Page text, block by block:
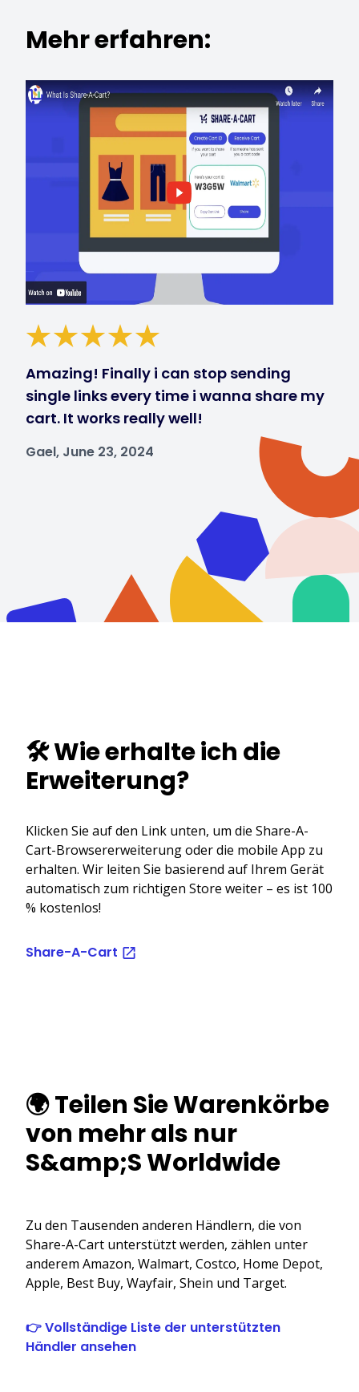
Mehr erfahren:
Amazing! Finally i can stop sending
single links every time i wanna share my
cart. It works really well!
Gael, June 23, 2024
🛠️ Wie erhalte ich die
Erweiterung?
Klicken Sie auf den Link unten, um die Share-A-
Cart-Browsererweiterung oder die mobile App zu
erhalten. Wir leiten Sie basierend auf Ihrem Gerät
automatisch zum richtigen Store weiter – es ist 100
% kostenlos!
Share-A-Cart
🌍 Teilen Sie Warenkörbe
von mehr als nur
S&amp;S Worldwide
Zu den Tausenden anderen Händlern, die von
Share-A-Cart unterstützt werden, zählen unter
anderem Amazon, Walmart, Costco, Home Depot,
Apple, Best Buy, Wayfair, Shein und Target.
👉 Vollständige Liste der unterstützten
Händler ansehen